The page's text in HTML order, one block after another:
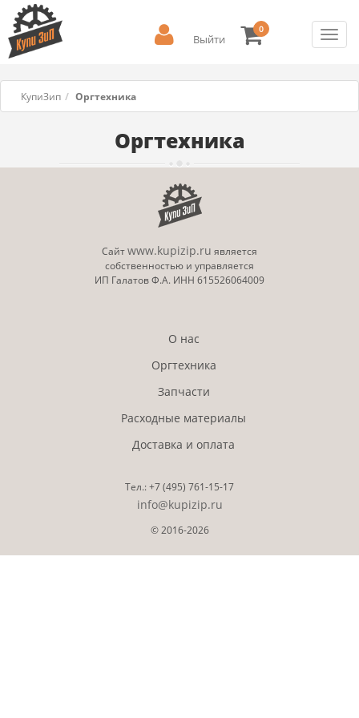
Выйти
0
КупиЗип Оргтехника
Оргтехника
Сайтwww.kupizip.ru является
собственностью и управляется
ИП Галатов Ф.А. ИНН 615526064009
О нас
Оргтехника
Запчасти
Расходные материалы
Доставка и оплата
Тел.:+7 (495) 761-15-17
info@kupizip.ru
© 2016-2026